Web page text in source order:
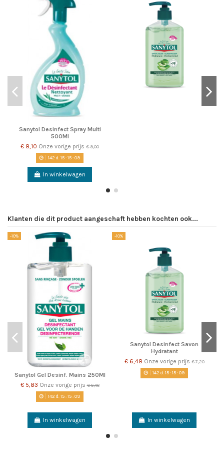
Sanytol Desinfect Spray Multi
500Ml
€ 8,10 Onze vorige prijs € 9,00
142 d. 15:15:09
In winkelwagen
Klanten die dit product aangeschaft hebben kochten ook...
-10%
Sanytol Gel Desinf. Mains 250Ml
€ 5,83 Onze vorige prijs€ 6,48
142 d.15:15:09
In winkelwagen
-10%
Sanytol Desinfect Savon
Hydratant
€ 6,48 Onze vorige prijs€ 7,20
142 d.15:15:09
In winkelwagen